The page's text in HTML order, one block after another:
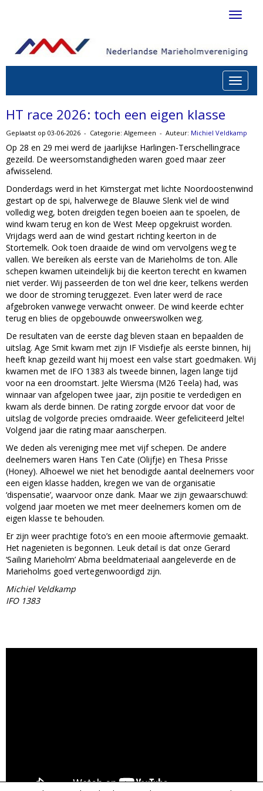
Toggle
HT race 2026: toch een eigen klasse
Geplaatst op 03-06-2026 - Categorie: Algemeen - Auteur: Michiel Veldkamp
Op 28 en 29 mei werd de jaarlijkse Harlingen-Terschellingrace
gezeild. De weersomstandigheden waren goed maar zeer
afwisselend.
Donderdags werd in het Kimstergat met lichte Noordoostenwind
gestart op de spi, halverwege de Blauwe Slenk viel de wind
volledig weg, boten dreigden tegen boeien aan te spoelen, de
wind kwam terug en kon de West Meep opgekruist worden.
Vrijdags werd aan de wind gestart richting keerton in de
Stortemelk. Ook toen draaide de wind om vervolgens weg te
vallen. We bereiken als eerste van de Marieholms de ton. Alle
schepen kwamen uiteindelijk bij die keerton terecht en kwamen
niet verder. Wij passeerden de ton wel drie keer, telkens werden
we door de stroming teruggezet. Even later werd de race
afgebroken vanwege verwacht onweer. De wind keerde echter
terug en blies de opgebouwde onweerswolken weg.
De resultaten van de eerste dag bleven staan en bepaalden de
uitslag. Age Smit kwam met zijn IF Visdiefje als eerste binnen, hij
heeft knap gezeild want hij moest een valse start goedmaken. Wij
kwamen met de IFO 1383 als tweede binnen, lagen lange tijd
voor na een droomstart. Jelte Wiersma (M26 Teela) had, was
winnaar van afgelopen twee jaar, zijn positie te verdedigen en
kwam als derde binnen. De rating zorgde ervoor dat voor de
uitslag de volgorde precies omdraaide. Weer gefeliciteerd Jelte!
Volgend jaar die rating maar aanscherpen.
We deden als vereniging mee met vijf schepen. De andere
deelnemers waren Hans Ten Cate (Olijfje) en Thesa Prisse
(Honey). Alhoewel we niet het benodigde aantal deelnemers voor
een eigen klasse hadden, kregen we van de organisatie
‘dispensatie’, waarvoor onze dank. Maar we zijn gewaarschuwd:
volgend jaar moeten we met meer deelnemers komen om de
eigen klasse te behouden.
Er zijn weer prachtige foto’s en een mooie aftermovie gemaakt.
Het nagenieten is begonnen. Leuk detail is dat onze Gerard
‘Sailing Marieholm’ Abma beeldmateriaal aangeleverde en de
Marieholms goed vertegenwoordigd zijn.
Michiel Veldkamp
IFO 1383